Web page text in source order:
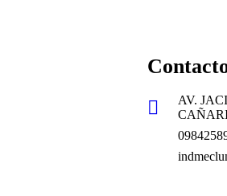
AV.